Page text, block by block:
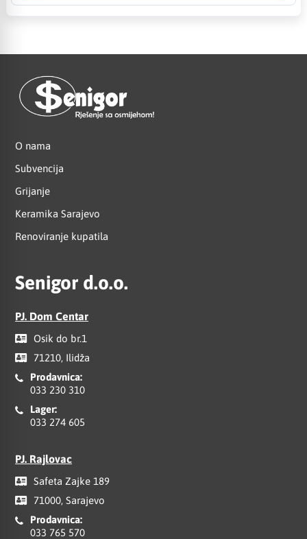
O nama
Subvencija
Grijanje
Keramika Sarajevo
Renoviranje kupatila
Senigor d.o.o.
PJ. Dom Centar
Osik do br.1
71210, Ilidža
Prodavnica:
033 230 310
Lager:
033 274 605
PJ. Rajlovac
Safeta Zajke 189
71000, Sarajevo
Prodavnica:
033 765 570